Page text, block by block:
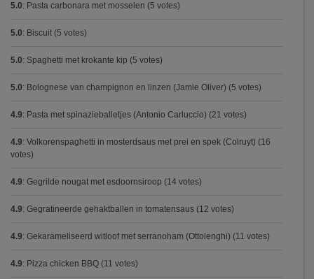
5.0: Pasta carbonara met mosselen (5 votes)
5.0: Biscuit (5 votes)
5.0: Spaghetti met krokante kip (5 votes)
5.0: Bolognese van champignon en linzen (Jamie Oliver) (5 votes)
4.9: Pasta met spinazieballetjes (Antonio Carluccio) (21 votes)
4.9: Volkorenspaghetti in mosterdsaus met prei en spek (Colruyt) (16
votes)
4.9: Gegrilde nougat met esdoornsiroop (14 votes)
4.9: Gegratineerde gehaktballen in tomatensaus (12 votes)
4.9: Gekarameliseerd witloof met serranoham (Ottolenghi) (11 votes)
4.9: Pizza chicken BBQ (11 votes)